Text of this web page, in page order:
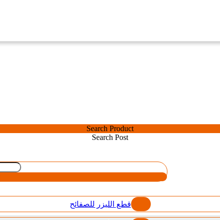
Search Product
Search Post
قطع الليزر للصفائح